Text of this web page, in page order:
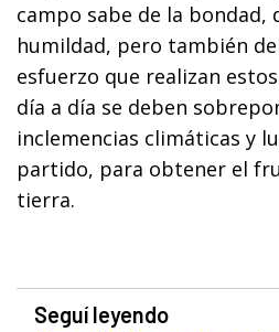
campo sabe de la bondad,
humildad, pero también
esfuerzo que realizan
día a día se deben
inclemencias climáticas y
partido, para obtener el
tierra.
Seguí leyendo